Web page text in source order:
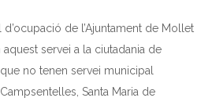
de l’Ajuntament de Mollet
servei a la ciutadania de
no tenen servei municipal
Santa Maria de